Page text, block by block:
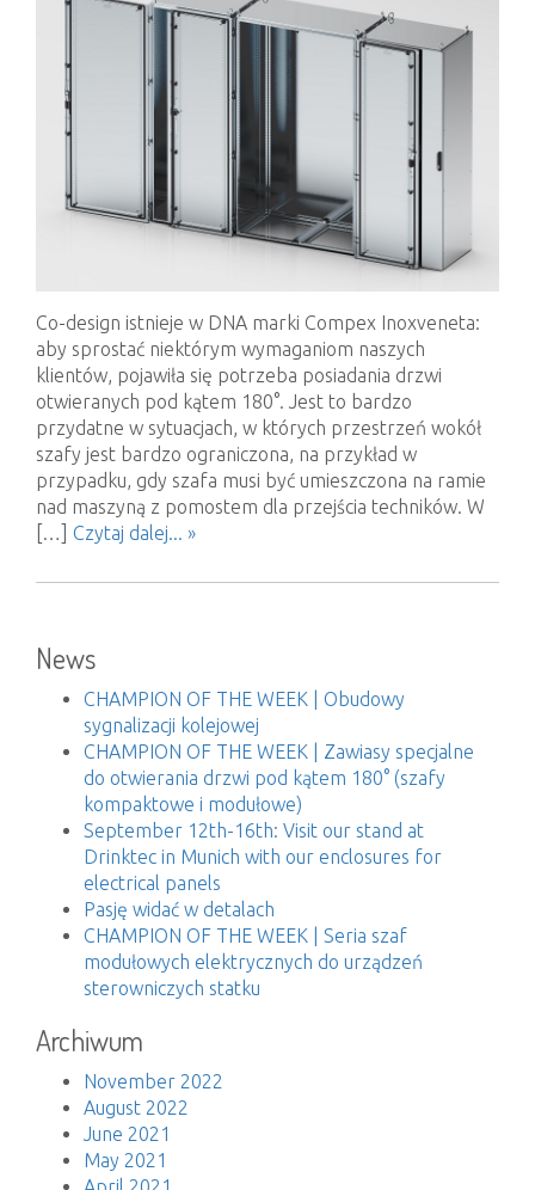
Co-design istnieje w DNA marki Compex Inoxveneta:
aby sprostać niektórym wymaganiom naszych
klientów, pojawiła się potrzeba posiadania drzwi
otwieranych pod kątem 180°. Jest to bardzo
przydatne w sytuacjach, w których przestrzeń wokół
szafy jest bardzo ograniczona, na przykład w
przypadku, gdy szafa musi być umieszczona na ramie
nad maszyną z pomostem dla przejścia techników. W
[…] Czytaj dalej... »
News
CHAMPION OF THE WEEK | Obudowy
sygnalizacji kolejowej
CHAMPION OF THE WEEK | Zawiasy specjalne
do otwierania drzwi pod kątem 180° (szafy
kompaktowe i modułowe)
September 12th-16th: Visit our stand at
Drinktec in Munich with our enclosures for
electrical panels
Pasję widać w detalach
CHAMPION OF THE WEEK | Seria szaf
modułowych elektrycznych do urządzeń
sterowniczych statku
Archiwum
November 2022
August 2022
June 2021
May 2021